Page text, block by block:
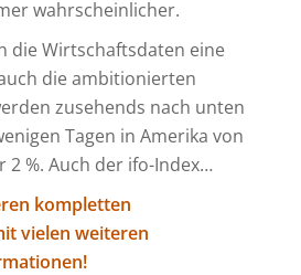
wahrscheinlicher.
die Wirtschaftsdaten eine
die ambitionierten
zusehends nach unten
Tagen in Amerika von
2 %. Auch der ifo-Index…
kompletten
vielen weiteren